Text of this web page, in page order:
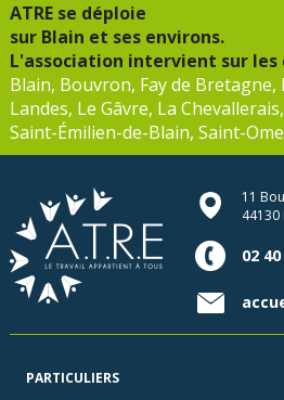
ATRE se déploie
sur Blain et ses environs.
L'association intervient sur les
Blain, Bouvron, Fay de
Landes, Le Gâvre, La
Saint-Émilien-de-Blain, Saint-
11
44130
02
PARTICULIERS